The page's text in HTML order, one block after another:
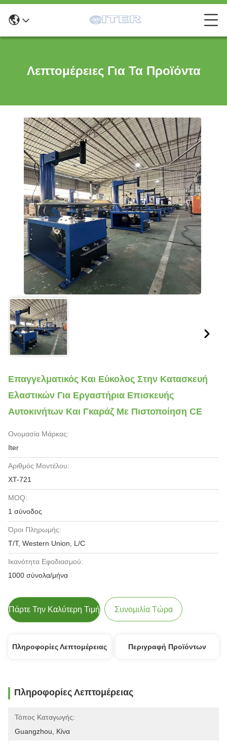
Λεπτομέρειες Για Τα Προϊόντα
Επαγγελματικός Και Εύκολος Στην Κατασκευή
Ελαστικών Για Εργαστήρια Επισκευής
Αυτοκινήτων Και Γκαράζ Με Πιστοποίηση CE
Ονομασία Μάρκας:
Iter
Αριθμός Μοντέλου:
XT-721
MOQ:
1 σύνοδος
Όροι Πληρωμής:
T/T, Western Union, L/C
Ικανότητα Εφοδιασμού:
1000 σύνολα/μήνα
Πάρτε Την Καλύτερη Τιμή Συνομιλία Τώρα
Πληροφορίες Λεπτομέρειας Περιγραφή Προϊόντων
Πληροφορίες Λεπτομέρειας
Τόπος Καταγωγής:
Guangzhou, Κίνα